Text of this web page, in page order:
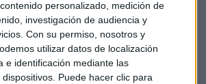
personalizado, medición de
investigación de audiencia y
Con su permiso, nosotros y
utilizar datos de localización
e identificación mediante las
Puede hacer clic para
y dar valor al pensamiento crítico
Inspirational celebra así su
como el gran espacio de
ynetworkingpara el sector digital